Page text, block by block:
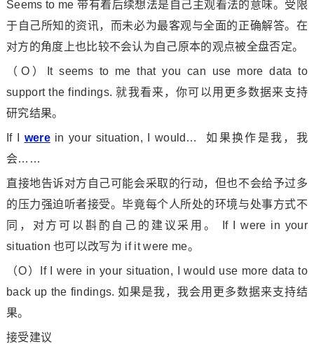
Seems to me 带有着后续想法是自己主观看法的意味。受限
于自己所知的资讯，而未必为最客观与全面的正确解答。在
对方的角度上也比较不会认为自己原本的观点被全盘否定。
（O）It seems to me that you can use more data to
support the findings. 就我看来，你可以用更多数据来支持
研究结果。
If I werein your situation, I would… 如果换作是我，我
会……
直接地告诉对方自己可能会采取的行动，但也不会给予过多
的压力强迫听者接受。毕竟每个人所处的环境与处事方式不
同，对方可以斟酌自己的建议采用。 If I were in your
situation 也可以改写为 if it were me。
（O）If I were in your situation, I would use more data to
back up the findings. 如果是我，我会用更多数据来支持结
果。
接受建议